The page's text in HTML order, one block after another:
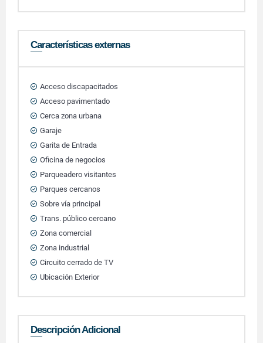
Características externas
Acceso discapacitados
Acceso pavimentado
Cerca zona urbana
Garaje
Garita de Entrada
Oficina de negocios
Parqueadero visitantes
Parques cercanos
Sobre vía principal
Trans. público cercano
Zona comercial
Zona industrial
Circuito cerrado de TV
Ubicación Exterior
Descripción Adicional